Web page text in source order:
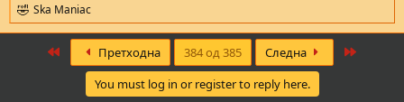
R
e
Ska Maniac
Претходна 384 од 385 Следна
You must log in or register to reply here.